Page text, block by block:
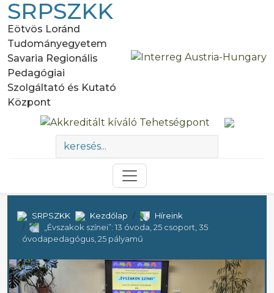
SRPSZKK
Eötvös Loránd
Tudományegyetem
Savaria Regionális
Pedagógiai
Szolgáltató és Kutató
Központ
SRPSZKK Kezdőlap
Híreink
„Évszakok színei”: 13 óvoda, 25 csoport, 35
óvodapedagógus, 25 pályamű